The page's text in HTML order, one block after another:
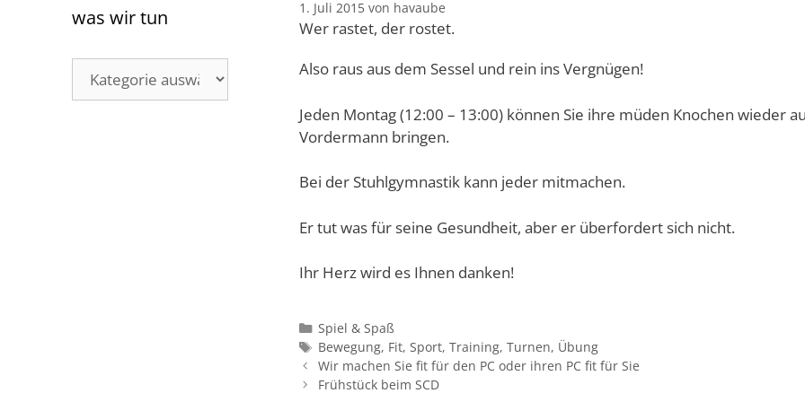
1. Juli 2015 von havaube
Wer rastet, der rostet.
Also raus aus dem Sessel und rein ins Vergnügen!
Jeden Montag (12:00 – 13:00) können Sie ihre müden Knochen wieder
Vordermann bringen.
Bei der Stuhlgymnastik kann jeder mitmachen.
Er tut was für seine Gesundheit, aber er überfordert sich nicht.
Ihr Herz wird es Ihnen danken!
Kategorien
Spiel & Spaß
Schlagwörter
Bewegung, Fit,Sport,Training,Turnen, Übung
Wir machen Sie fit für den PC oder ihren PC fit für Sie
Frühstück beim SCD
was wir tun
wir